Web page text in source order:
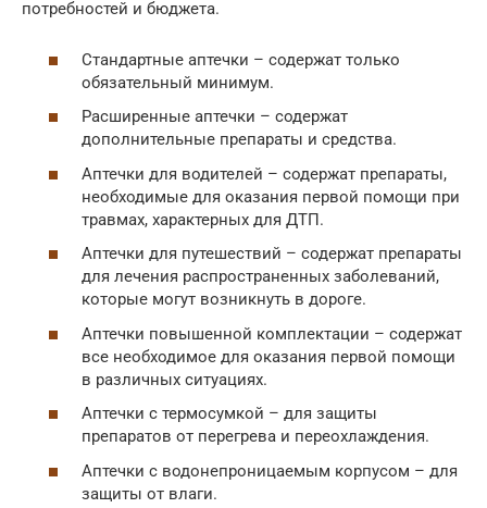
потребностей и бюджета.
Стандартные аптечки – содержат только
обязательный минимум.
Расширенные аптечки – содержат
дополнительные препараты и средства.
Аптечки для водителей – содержат препараты,
необходимые для оказания первой помощи при
травмах, характерных для ДТП.
Аптечки для путешествий – содержат препараты
для лечения распространенных заболеваний,
которые могут возникнуть в дороге.
Аптечки повышенной комплектации – содержат
все необходимое для оказания первой помощи
в различных ситуациях.
Аптечки с термосумкой – для защиты
препаратов от перегрева и переохлаждения.
Аптечки с водонепроницаемым корпусом – для
защиты от влаги.